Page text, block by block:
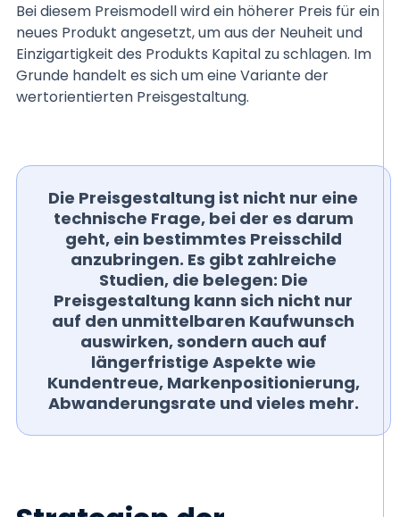
Bei diesem Preismodell wird ein höherer Preis für ein
neues Produkt angesetzt, um aus der Neuheit und
Einzigartigkeit des Produkts Kapital zu schlagen. Im
Grunde handelt es sich um eine Variante der
wertorientierten Preisgestaltung.
Die Preisgestaltung ist nicht nur eine
technische Frage, bei der es darum
geht, ein bestimmtes Preisschild
anzubringen. Es gibt zahlreiche
Studien, die belegen: Die
Preisgestaltung kann sich nicht nur
auf den unmittelbaren Kaufwunsch
auswirken, sondern auch auf
längerfristige Aspekte wie
Kundentreue, Markenpositionierung,
Abwanderungsrate und vieles mehr.